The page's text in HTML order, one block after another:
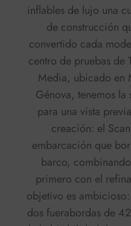
inflables de lujo una
de construcción
convertido cada
centro de pruebasde
Media, ubicado en
Génova, tenemos
para una vista
creación: el
embarcación que
barco,
primero con el
objetivo es
dos fuerabordas de